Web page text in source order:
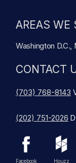
AREAS WE
Washington D.C.,
CONTACT
(703) 768-8143
(202) 751-2026
Facebook Houzz